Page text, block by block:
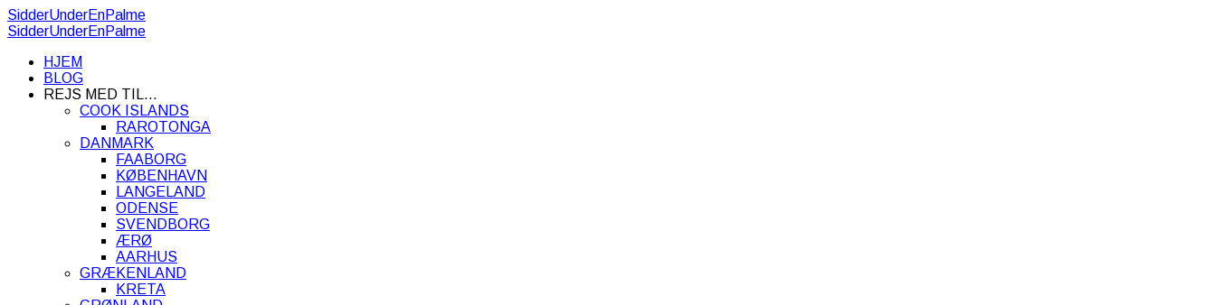
SidderUnderEnPalme
SidderUnderEnPalme
HJEM
BLOG
REJS MED TIL…
COOK ISLANDS
RAROTONGA
DANMARK
FAABORG
KØBENHAVN
LANGELAND
ODENSE
SVENDBORG
ÆRØ
AARHUS
GRÆKENLAND
KRETA